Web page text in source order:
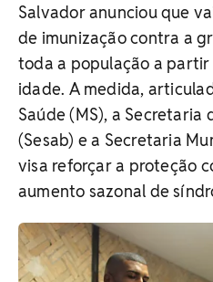
Salvador anunciou que
de imunização contra a
toda a população a partir
idade. A medida,
Saúde (MS), a Secretaria
(Sesab) e a Secretaria
visa reforçar a proteção
aumento sazonal de